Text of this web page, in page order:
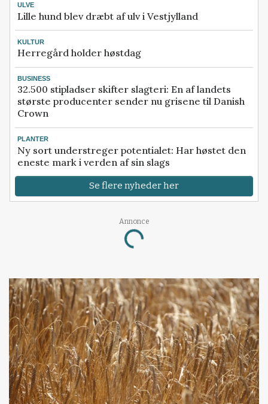
ULVE
Lille hund blev dræbt af ulv i Vestjylland
KULTUR
Herregård holder høstdag
BUSINESS
32.500 stipladser skifter slagteri: En af landets
største producenter sender nu grisene til Danish
Crown
PLANTER
Ny sort understreger potentialet: Har høstet den
eneste mark i verden af sin slags
Se flere nyheder her
Annonce
Loading...